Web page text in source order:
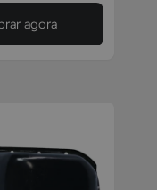
agora